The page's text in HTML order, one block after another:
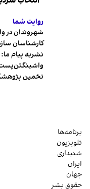
روایت شما
شهروندان در
کارشناسان
نشریه پیام
تخمین پژوهشگران: در
برنامه‌ها
تلویزیون
شنیداری
ایران
جهان
حقوق بشر